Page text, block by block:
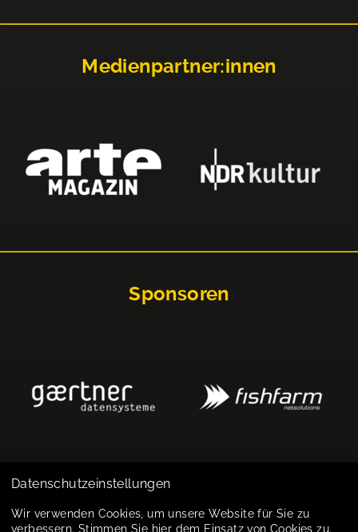
Medienpartner:innen
Sponsoren
Impressum
Datenschutzeinstellungen
Wir verwenden Cookies, um unsere Website für Sie zu
verbessern. Stimmen Sie hier dem Einsatz von Cookies zu.